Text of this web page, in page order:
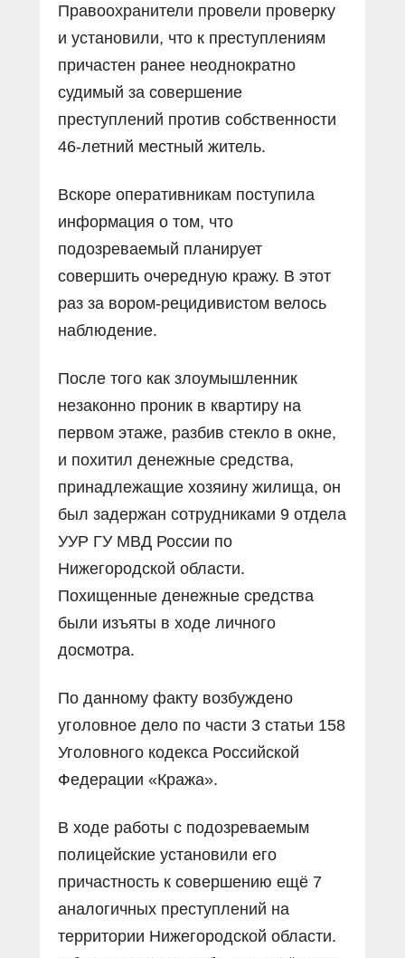
Правоохранители провели проверку
и установили, что к преступлениям
причастен ранее неоднократно
судимый за совершение
преступлений против собственности
46-летний местный житель.
Вскоре оперативникам поступила
информация о том, что
подозреваемый планирует
совершить очередную кражу. В этот
раз за вором-рецидивистом велось
наблюдение.
После того как злоумышленник
незаконно проник в квартиру на
первом этаже, разбив стекло в окне,
и похитил денежные средства,
принадлежащие хозяину жилища, он
был задержан сотрудниками 9 отдела
УУР ГУ МВД России по
Нижегородской области.
Похищенные денежные средства
были изъяты в ходе личного
досмотра.
По данному факту возбуждено
уголовное дело по части 3 статьи 158
Уголовного кодекса Российской
Федерации «Кража».
В ходе работы с подозреваемым
полицейские установили его
причастность к совершению ещё 7
аналогичных преступлений на
территории Нижегородской области.